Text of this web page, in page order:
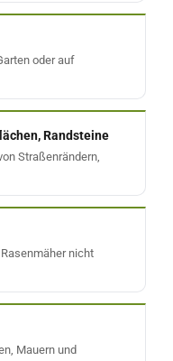
oder auf
Randsteine
Straßenrändern,
nicht
Mauern und